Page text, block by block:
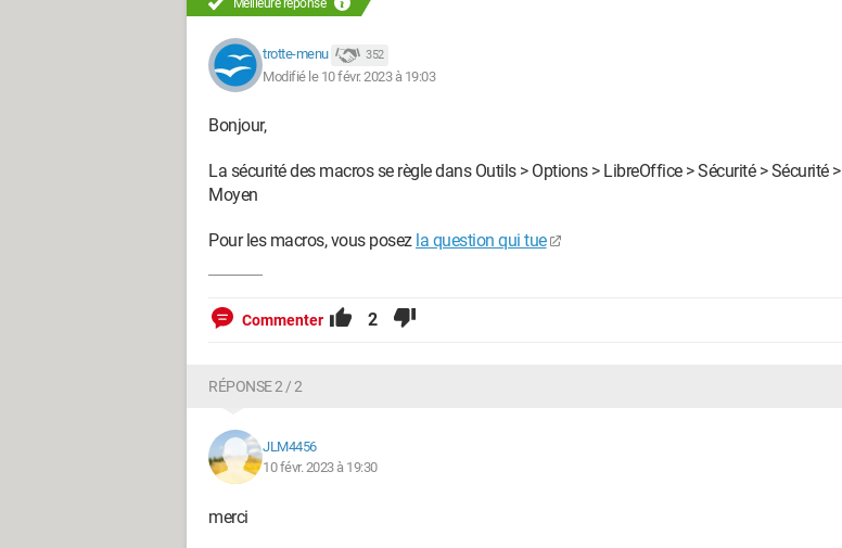
Meilleure réponse
trotte-menu 352
Modifié le 10 févr. 2023 à 19:03
Bonjour,
La sécurité des macros se règle dans Outils > Options > LibreOffice > Sécurité > Sécurité >
Moyen
Pour les macros, vous posez la question qui tue
Commenter 2
RÉPONSE 2 / 2
JLM4456
10 févr. 2023 à 19:30
merci